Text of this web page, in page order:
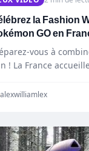
la Fashion
GO en
vous à
! La France
alexwilliamlex